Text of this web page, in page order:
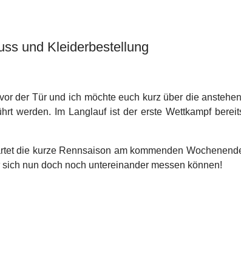
und Kleiderbestellung
der Tür und ich möchte euch kurz über die
werden. Im Langlauf ist der erste Wettkampf
die kurze Rennsaison am kommenden
nun doch noch untereinander messen können!